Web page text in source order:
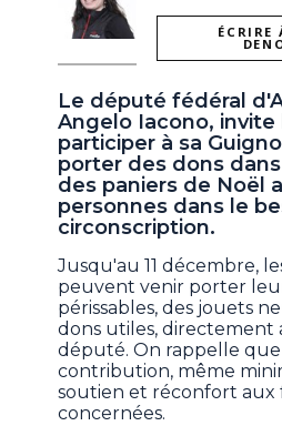
ÉCRIRE
Le député fédéral
Angelo Iacono, invite
participer à sa
porter des dons
des paniers de Noël
personnes dans le
circonscription.
Jusqu'au 11 décembre,
peuvent venir porter
périssables, des jouets
dons utiles, directement
député. On rappelle
contribution, même
soutien et réconfort aux
concernées.